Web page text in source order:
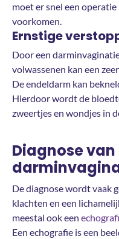
moet er snel een
voorkomen.
Ernstige
Door een
volwassenen kan een
De endeldarm kan
Hierdoor wordt de
zweertjes en wondjes in
Diagnose van
De diagnose wordt vaak
klachten en een
meestal ook een
Een echografie is een